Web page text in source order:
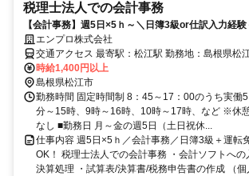
税理士法人での会計事務
【会計事務】週5日×5ｈ～＼日簿3級or仕訳入力経
ワーク後に社員登用も！家庭との両立に理解大＠松
エンプロ株式会社
交通アクセス 最寄駅：松江駅 勤務地：島根県松江市津田町 ※車通勤
OK（P無料） JR山陰本線「松江駅・徒歩9分」 JR山陰本線「乃木
駅・車6分」 JR山陰本線「東松江駅・車15分」
時給1,400円以上
島根県松江市
勤務時間 固定時間制 8：45～17：00のうち実
分～15時、9時～16時、10時～17時、など ※休
なし ■勤務日 月～金の週5日（土日祝休...
仕事内容 週5日×5ｈ／会計事務／日簿3級＋運転
OK！ 税理士法人での会計事務 ・会計ソフトへ
決算処理 ・試算表/決算書/税務申告書の作成 （